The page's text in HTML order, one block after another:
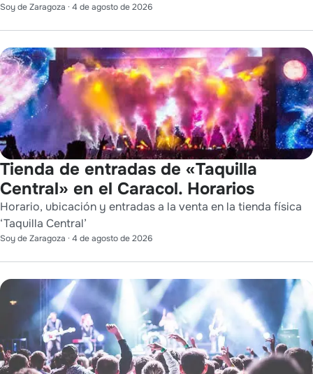
Soy de Zaragoza · 4 de agosto de 2026
Tienda de entradas de «Taquilla
Central» en el Caracol. Horarios
Horario, ubicación y entradas a la venta en la tienda física
‘Taquilla Central’
Soy de Zaragoza · 4 de agosto de 2026